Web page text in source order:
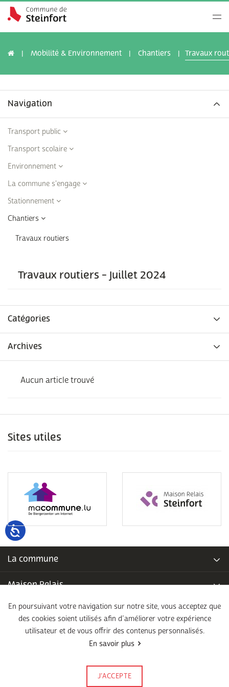
Mobilité & Environnement Chantiers Travaux
Navigation
Transport public
Transport scolaire
Environnement
La commune s'engage
Stationnement
Chantiers
Travaux routiers
Travaux routiers - Juillet 2024
Catégories
Archives
Aucun article trouvé
Sites utiles
La commune
Maison Relais
Piscine communale
École fondamentale
En poursuivant votre navigation sur notre site, vous acceptez que
des cookies soient utilisés afin d’améliorer votre expérience
utilisateur et de vous offrir des contenus personnalisés.
En savoir plus
J’ACCEPTE